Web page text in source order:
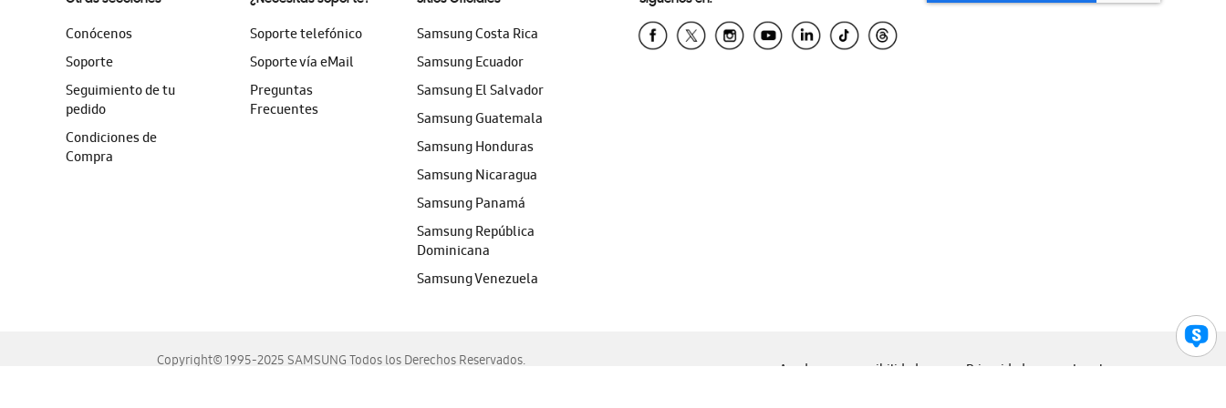
Conócenos
Soporte
Seguimiento de tu
pedido
Condiciones de
Compra
Soporte telefónico
Soporte vía eMail
Preguntas
Frecuentes
Samsung Costa Rica
Samsung Ecuador
Samsung El Salvador
Samsung Guatemala
Samsung Honduras
Samsung Nicaragua
Samsung Panamá
Samsung República
Dominicana
Samsung Venezuela
Copyright© 1995-2025 SAMSUNG Todos los Derechos Reservados.
Ayuda para accesibilidad Privacidad Legal